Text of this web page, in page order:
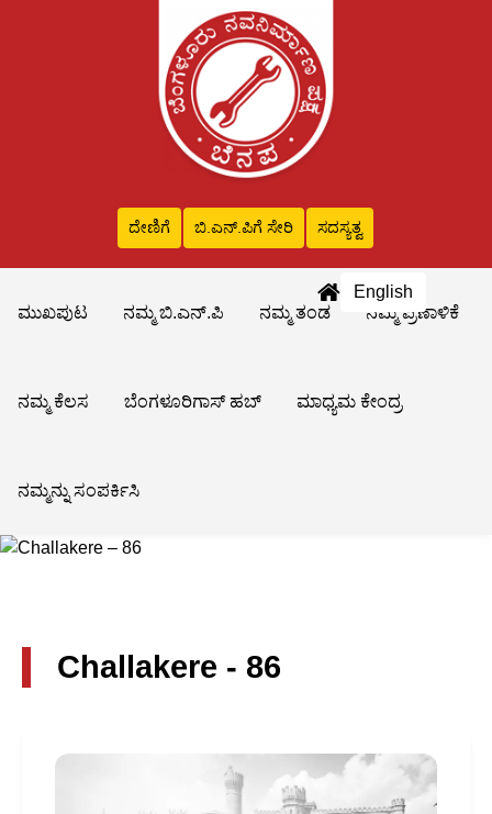
ದೇಣಿಗೆ ಬಿ.ಎನ್‌.ಪಿಗೆ ಸೇರಿ ಸದಸ್ಯತ್ವ
English
ಮುಖಪುಟ
ನಮ್ಮ ಬಿ.ಎನ್.ಪಿ ನಮ್ಮ ತಂಡ ನಮ್ಮ ಪ್ರಣಾಳಿಕೆ
ನಮ್ಮ ಕೆಲಸ ಬೆಂಗಳೂರಿಗಾಸ್ ಹಬ್ ಮಾಧ್ಯಮ ಕೇಂದ್ರ
ನಮ್ಮನ್ನು ಸಂಪರ್ಕಿಸಿ
Challakere - 86